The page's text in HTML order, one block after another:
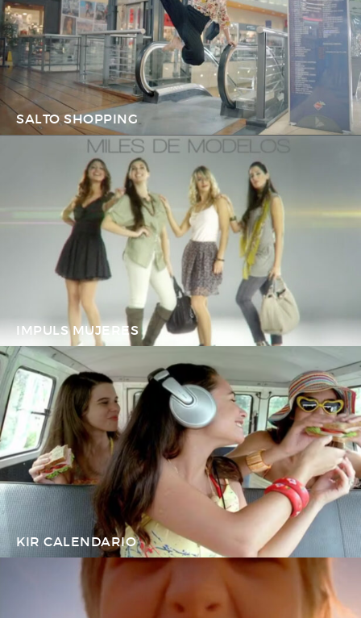
SALTO SHOPPING
IMPULS MUJERES
KIR CALENDARIO